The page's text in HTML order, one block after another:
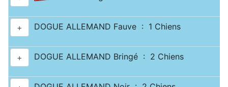
+ DOGUE ALLEMAND Fauve : 1 Chiens
+ DOGUE ALLEMAND Bringé : 2 Chiens